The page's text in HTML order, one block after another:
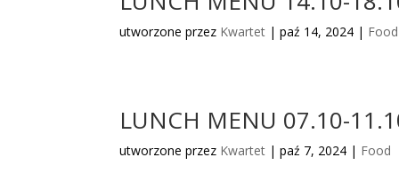
utworzone przez Kwartet |paź 14, 2024 | Food
LUNCH MENU 07.10-
utworzone przez Kwartet |paź 7, 2024 | Food